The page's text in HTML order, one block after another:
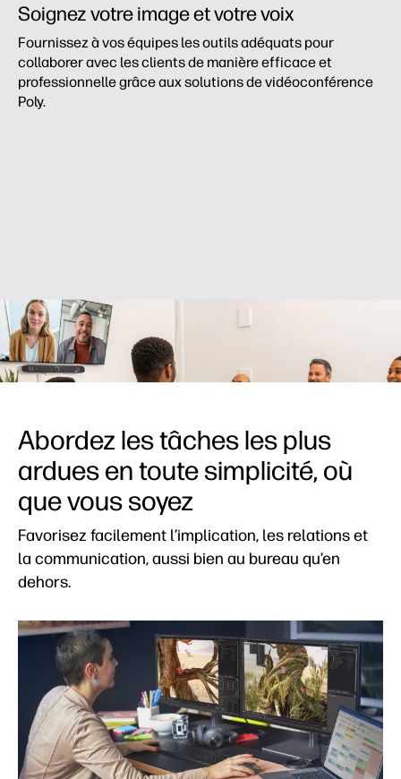
Soignez votre image et votre voix
Fournissez à vos équipes les outils adéquats pour
collaborer avec les clients de manière efficace et
professionnelle grâce aux solutions de vidéoconférence
Poly.
Abordez les tâches les plus
ardues en toute simplicité, où
que vous soyez
Favorisez facilement l’implication, les relations et
la communication, aussi bien au bureau qu’en
dehors.